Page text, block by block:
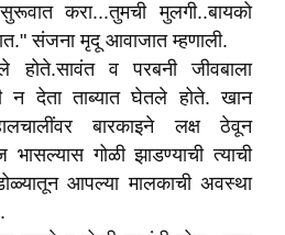
करा...तुमची मुलगी..बायको
संजना मृदू आवाजात म्हणाली.
होते.सावंत व परबनी जीवबाला
न देता ताब्यात घेतले होते. खान
बारकाइने लक्ष ठेवून
भासल्यास गोळी झाडण्याची त्याची
आपल्या मालकाची अवस्था